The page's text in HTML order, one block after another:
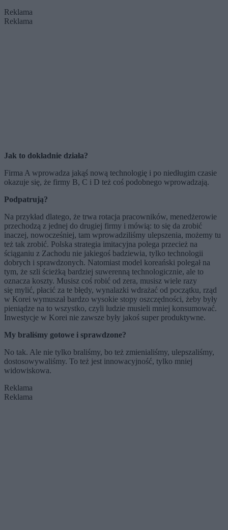
Reklama
Reklama
Jak to dokładnie działa?
Firma A wprowadza jakąś nową technologię i po niedługim czasie
okazuje się, że firmy B, C i D też coś podobnego wprowadzają.
Podpatrują?
Na przykład dlatego, że trwa rotacja pracowników, menedżerowie
przechodzą z jednej do drugiej firmy i mówią: to się da zrobić
inaczej, nowocześniej, tam wprowadziliśmy ulepszenia, możemy tu
też tak zrobić. Polska strategia imitacyjna polega przecież na
ściąganiu z Zachodu nie jakiegoś badziewia, tylko technologii
dobrych i sprawdzonych. Natomiast model koreański polegał na
tym, że szli ścieżką bardziej suwerenną technologicznie, ale to
oznacza koszty. Musisz coś robić od zera, musisz wiele razy
się mylić, płacić za te błędy, wynalazki wdrażać od początku, rząd
w Korei wymuszał bardzo wysokie stopy oszczędności, żeby były
pieniądze na to wszystko, czyli ludzie musieli mniej konsumować.
Inwestycje w Korei nie zawsze były jakoś super produktywne.
My braliśmy gotowe i sprawdzone?
No tak. Ale nie tylko braliśmy, bo też zmienialiśmy, ulepszaliśmy,
dostosowywaliśmy. To też jest innowacyjność, tylko mniej
widowiskowa.
Reklama
Reklama